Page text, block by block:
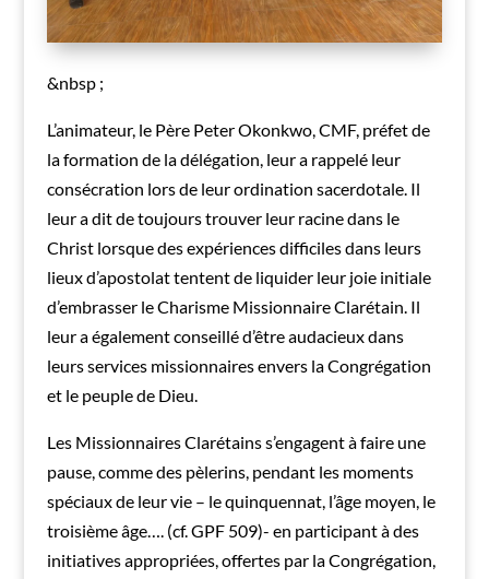
&nbsp ;
L’animateur, le Père Peter Okonkwo, CMF, préfet de
la formation de la délégation, leur a rappelé leur
consécration lors de leur ordination sacerdotale. Il
leur a dit de toujours trouver leur racine dans le
Christ lorsque des expériences difficiles dans leurs
lieux d’apostolat tentent de liquider leur joie initiale
d’embrasser le Charisme Missionnaire Clarétain. Il
leur a également conseillé d’être audacieux dans
leurs services missionnaires envers la Congrégation
et le peuple de Dieu.
Les Missionnaires Clarétains s’engagent à faire une
pause, comme des pèlerins, pendant les moments
spéciaux de leur vie – le quinquennat, l’âge moyen, le
troisième âge…. (cf. GPF 509)- en participant à des
initiatives appropriées, offertes par la Congrégation,